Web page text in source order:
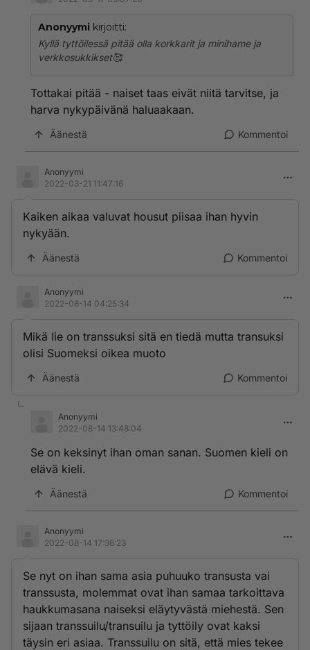
Anonyymi kirjoitti:
Kyllä tyttöilessä pitää olla korkkarit ja minihame ja
verkkosukkikset🥰
Tottakai pitää - naiset taas eivät niitä tarvitse, ja
harva nykypäivänä haluaakaan.
Äänestä Kommentoi
Anonyymi
2022-03-21 11:47:16
Kaiken aikaa valuvat housut piisaa ihan hyvin
nykyään.
Äänestä Kommentoi
Anonyymi
2022-08-14 04:25:34
Mikä lie on transsuksi sitä en tiedä mutta transuksi
olisi Suomeksi oikea muoto
Äänestä Kommentoi
Anonyymi
2022-08-14 13:48:04
Se on keksinyt ihan oman sanan. Suomen kieli on
elävä kieli.
Äänestä Kommentoi
Anonyymi
2022-08-14 17:36:23
Se nyt on ihan sama asia puhuuko transusta vai
transsusta, molemmat ovat ihan samaa tarkoittava
haukkumasana naiseksi eläytyvästä miehestä. Sen
sijaan transsuilu/transuilu ja tyttöily ovat kaksi
täysin eri asiaa. Transsuilu on sitä, että mies tekee